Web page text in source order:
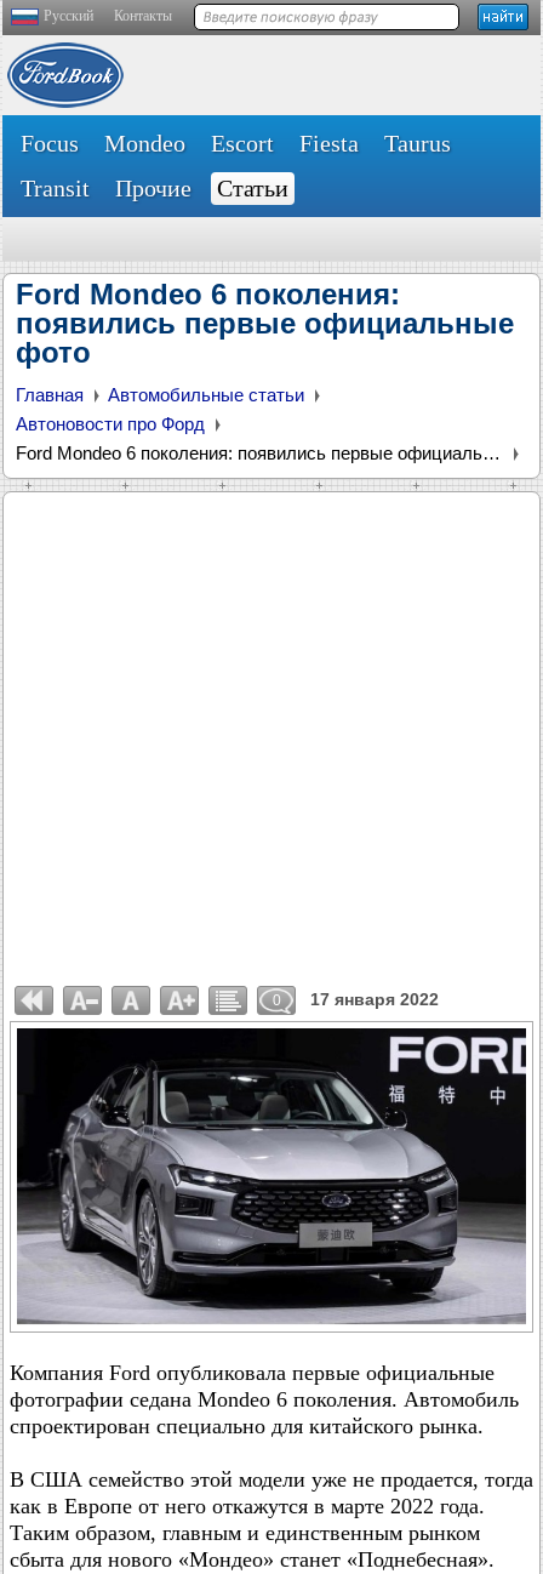
Русский Контакты
Focus Mondeo Escort Fiesta
Taurus
Transit
Прочие Статьи
Ford Mondeo 6 поколения:
появились первые официальные
фото
Главная
Автомобильные статьи
Автоновости про Форд
Ford Mondeo 6 поколения: появились первые официальные фото
0 17 января 2022
Компания Ford опубликовала первые официальные
фотографии седана Mondeo 6 поколения. Автомобиль
спроектирован специально для китайского рынка.
В США семейство этой модели уже не продается, тогда
как в Европе от него откажутся в марте 2022 года.
Таким образом, главным и единственным рынком
сбыта для нового «Мондео» станет «Поднебесная».